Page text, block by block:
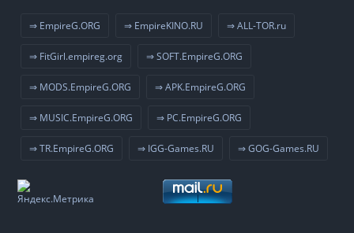
⇒ EmpireG.ORG ⇒ EmpireKINO.RU ⇒ ALL-TOR.ru
⇒ FitGirl.empireg.org ⇒ SOFT.EmpireG.ORG
⇒ MODS.EmpireG.ORG ⇒ APK.EmpireG.ORG
⇒ MUSIC.EmpireG.ORG ⇒ PC.EmpireG.ORG
⇒ TR.EmpireG.ORG ⇒ IGG-Games.RU ⇒ GOG-Games.RU